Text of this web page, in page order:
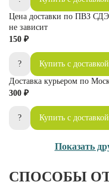
Цена доставки по ПВЗ
не зависит
150 ₽
?
Купить с доставкой
Доставка курьером по
300 ₽
? Купить с доставкой
Показать
СПОСОБЫ